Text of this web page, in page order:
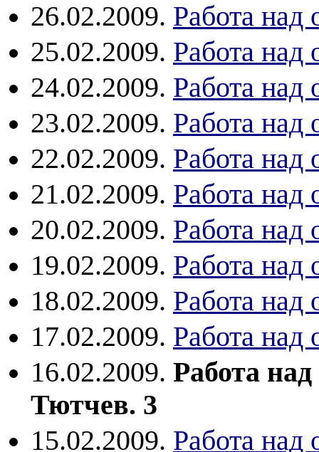
26.02.2009. Работа
25.02.2009. Работа
24.02.2009. Работа
23.02.2009. Работа
22.02.2009. Работа
21.02.2009. Работа
20.02.2009. Работа
19.02.2009. Работа
18.02.2009. Работа
17.02.2009. Работа
16.02.2009. Работа
Тютчев. 3
15.02.2009. Работа